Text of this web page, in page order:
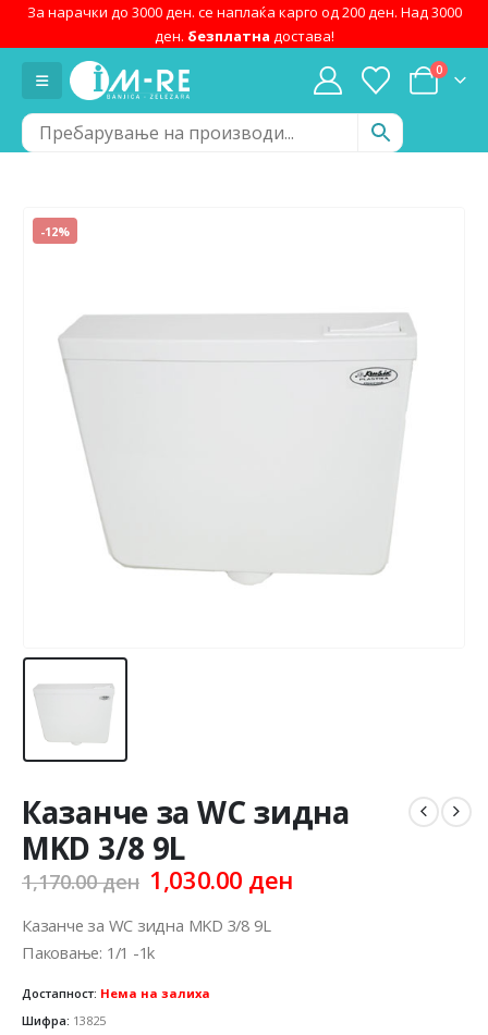
За нарачки до 3000 ден. се наплаќа карго од 200 ден. Над 3000
ден. безплатна достава!
0
-12%
Казанче за WC зидна
MKD 3/8 9L
1,170.00ден Original
price
was:
1,170.00 ден.
1,030.00 ден
Казанче за WC зидна MKD 3/8 9L
Паковање: 1/1 -1k
Достапност: Нема на залиха
Шифра: 13825